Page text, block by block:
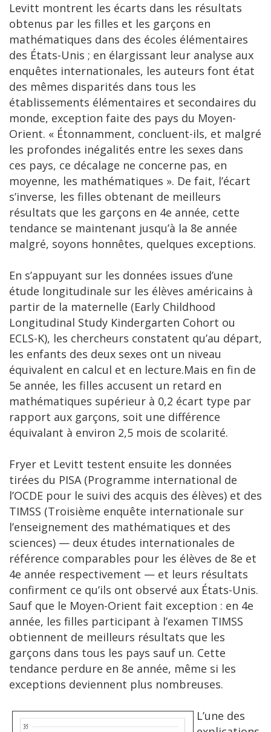
Levitt montrent les écarts dans les résultats
obtenus par les filles et les garçons en
mathématiques dans des écoles élémentaires
des États-Unis ; en élargissant leur analyse aux
enquêtes internationales, les auteurs font état
des mêmes disparités dans tous les
établissements élémentaires et secondaires du
monde, exception faite des pays du Moyen-
Orient. « Étonnamment, concluent-ils, et malgré
les profondes inégalités entre les sexes dans
ces pays, ce décalage ne concerne pas, en
moyenne, les mathématiques ». De fait, l’écart
s’inverse, les filles obtenant de meilleurs
résultats que les garçons en 4e année, cette
tendance se maintenant jusqu’à la 8e année
malgré, soyons honnêtes, quelques exceptions.
En s’appuyant sur les données issues d’une
étude longitudinale sur les élèves américains à
partir de la maternelle (Early Childhood
Longitudinal Study Kindergarten Cohort ou
ECLS-K), les chercheurs constatent qu’au départ,
les enfants des deux sexes ont un niveau
équivalent en calcul et en lecture.Mais en fin de
5e année, les filles accusent un retard en
mathématiques supérieur à 0,2 écart type par
rapport aux garçons, soit une différence
équivalant à environ 2,5 mois de scolarité.
Fryer et Levitt testent ensuite les données
tirées du PISA (Programme international de
l’OCDE pour le suivi des acquis des élèves) et des
TIMSS (Troisième enquête internationale sur
l’enseignement des mathématiques et des
sciences) — deux études internationales de
référence comparables pour les élèves de 8e et
4e année respectivement — et leurs résultats
confirment ce qu’ils ont observé aux États-Unis.
Sauf que le Moyen-Orient fait exception : en 4e
année, les filles participant à l’examen TIMSS
obtiennent de meilleurs résultats que les
garçons dans tous les pays sauf un. Cette
tendance perdure en 8e année, même si les
exceptions deviennent plus nombreuses.
L’une des